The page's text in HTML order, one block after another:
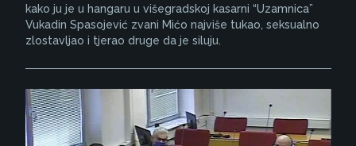
kako ju je u hangaru u višegradskoj kasarni “Uzamnica”
Vukadin Spasojević zvani Mićo najviše tukao, seksualno
zlostavljao i tjerao druge da je siluju.